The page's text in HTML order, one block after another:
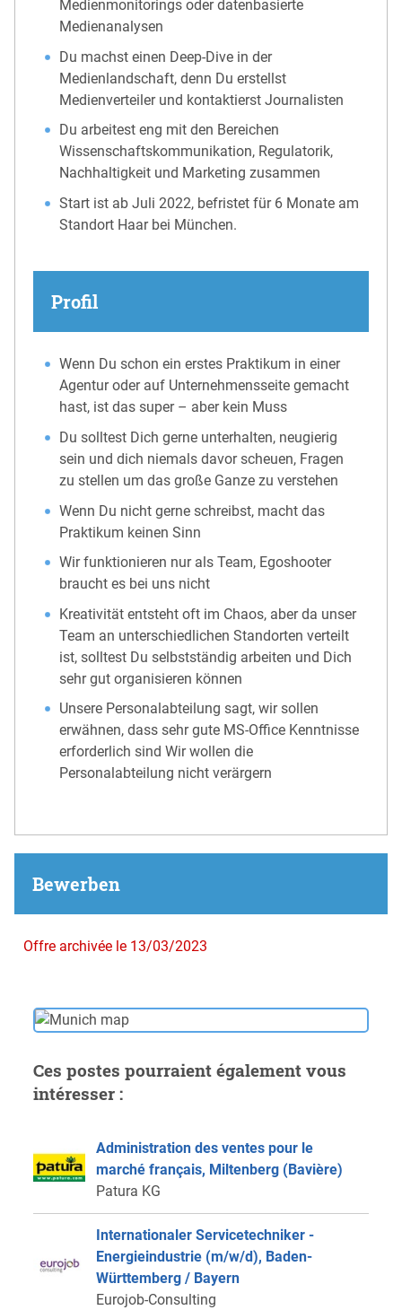
Medienmonitorings oder datenbasierte
Medienanalysen
Du machst einen Deep-Dive in der
Medienlandschaft, denn Du erstellst
Medienverteiler und kontaktierst Journalisten
Du arbeitest eng mit den Bereichen
Wissenschaftskommunikation, Regulatorik,
Nachhaltigkeit und Marketing zusammen
Start ist ab Juli 2022, befristet für 6 Monate am
Standort Haar bei München.
Profil
Wenn Du schon ein erstes Praktikum in einer
Agentur oder auf Unternehmensseite gemacht
hast, ist das super – aber kein Muss
Du solltest Dich gerne unterhalten, neugierig
sein und dich niemals davor scheuen, Fragen
zu stellen um das große Ganze zu verstehen
Wenn Du nicht gerne schreibst, macht das
Praktikum keinen Sinn
Wir funktionieren nur als Team, Egoshooter
braucht es bei uns nicht
Kreativität entsteht oft im Chaos, aber da unser
Team an unterschiedlichen Standorten verteilt
ist, solltest Du selbstständig arbeiten und Dich
sehr gut organisieren können
Unsere Personalabteilung sagt, wir sollen
erwähnen, dass sehr gute MS-Office Kenntnisse
erforderlich sind Wir wollen die
Personalabteilung nicht verärgern
Bewerben
Offre archivée le 13/03/2023
Ces postes pourraient également vous
intéresser :
Administration des ventes pour le
marché français, Miltenberg (Bavière)
Patura KG
Internationaler Servicetechniker -
Energieindustrie (m/w/d), Baden-
Württemberg / Bayern
Eurojob-Consulting